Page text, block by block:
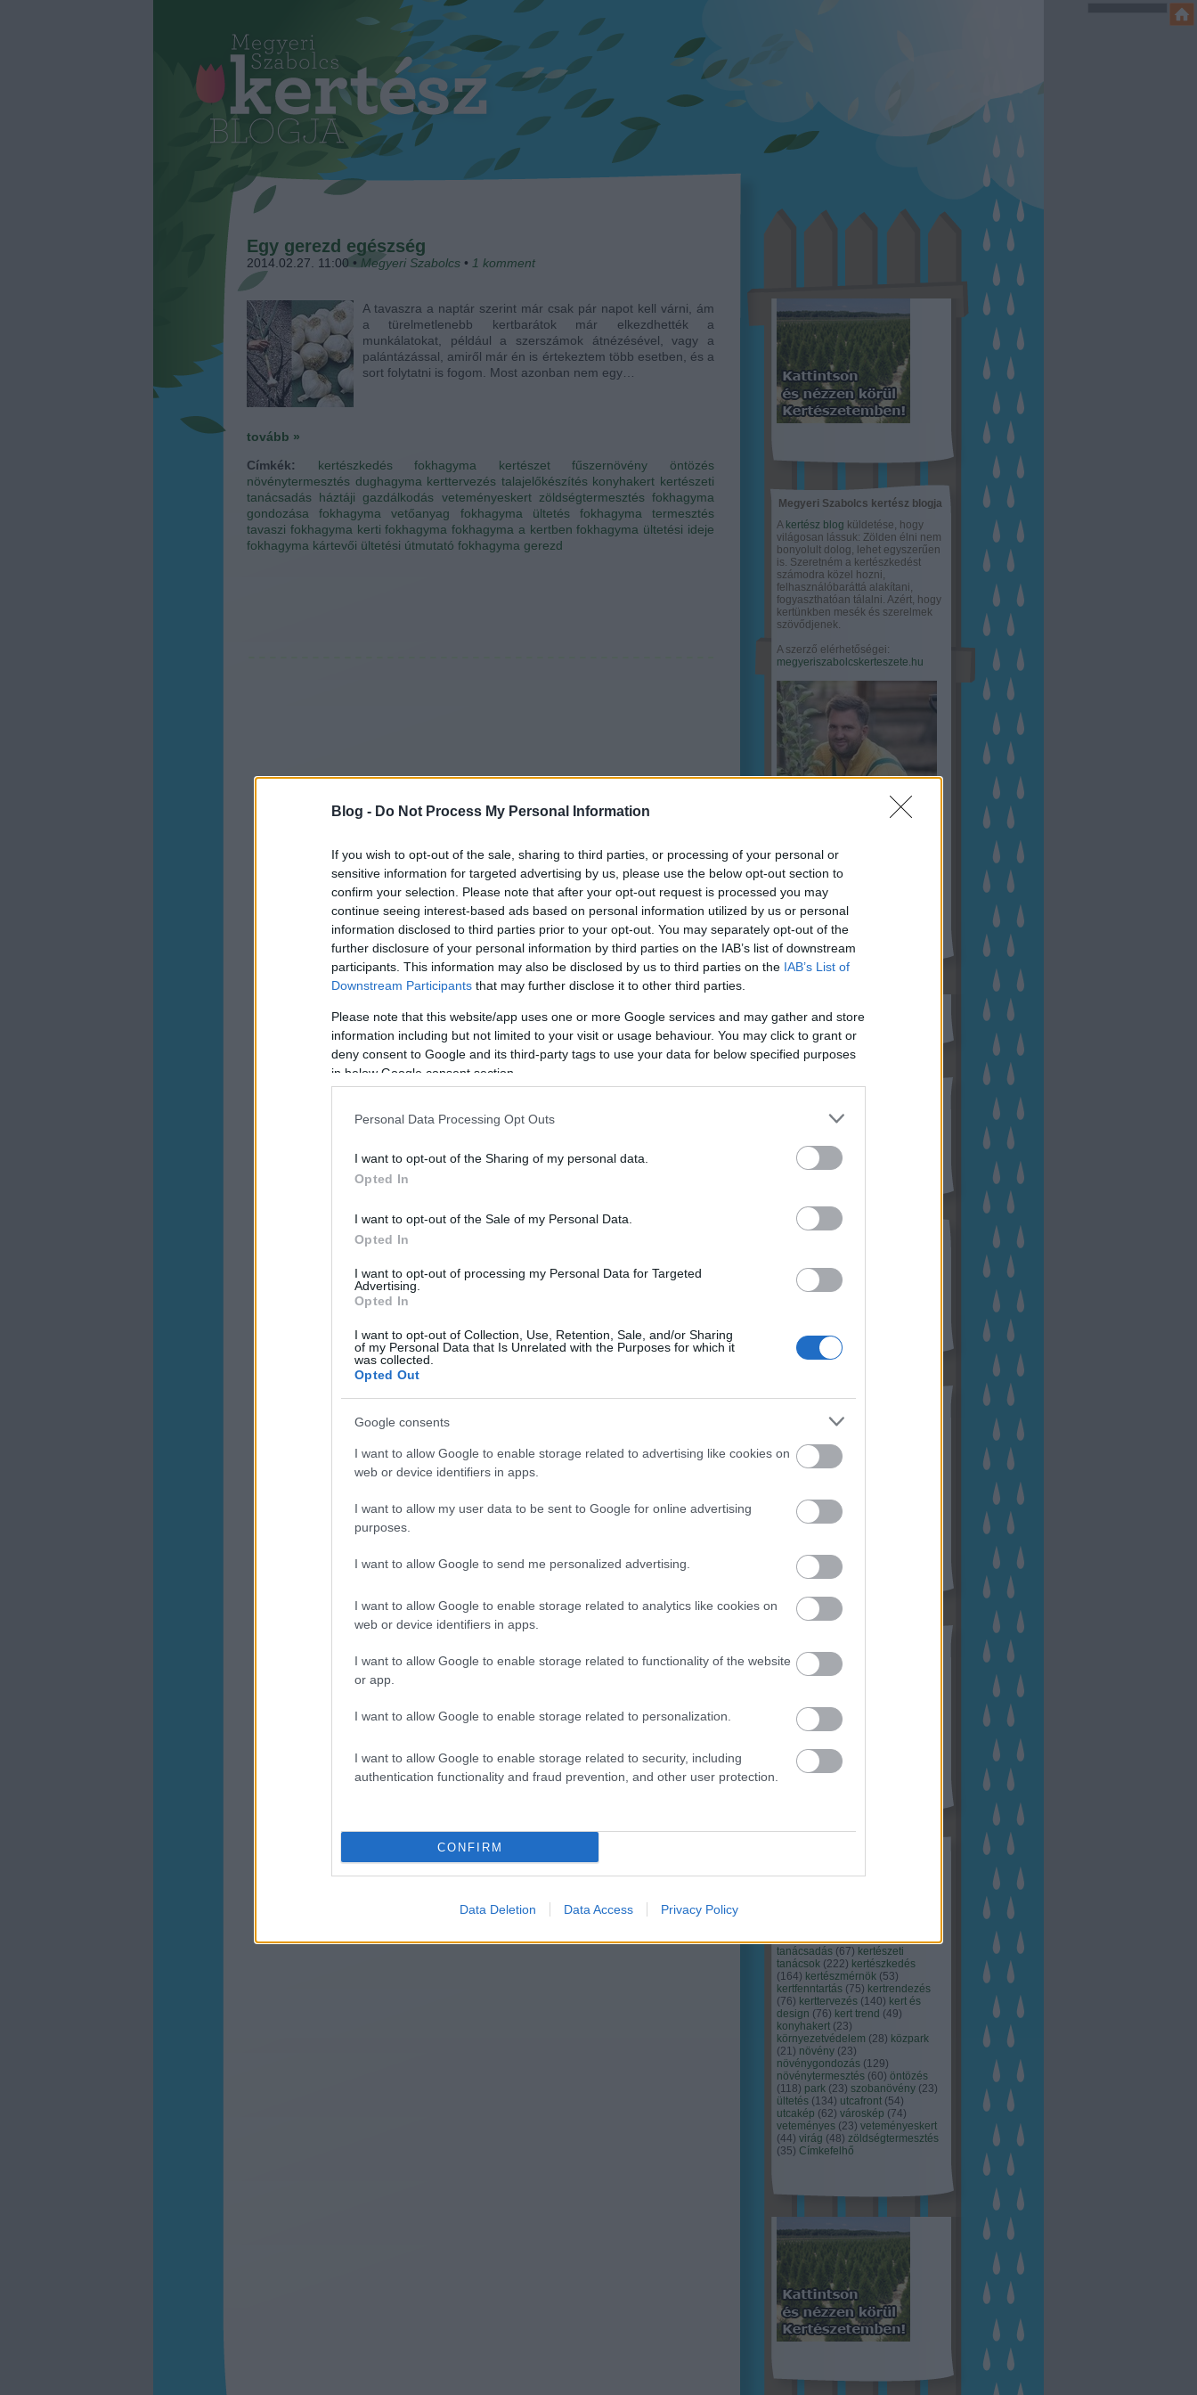
Blog - Do Not Process My Personal Information
If you wish to opt-out of the sale, sharing to third parties, or processing of your personal or
sensitive information for targeted advertising by us, please use the below opt-out section to
confirm your selection. Please note that after your opt-out request is processed you may
continue seeing interest-based ads based on personal information utilized by us or personal
information disclosed to third parties prior to your opt-out. You may separately opt-out of the
further disclosure of your personal information by third parties on the IAB’s list of downstream
participants. This information may also be disclosed by us to third parties on the IAB’s List of
Downstream Participants that may further disclose it to other third parties.
Please note that this website/app uses one or more Google services and may gather and store
information including but not limited to your visit or usage behaviour. You may click to grant or
deny consent to Google and its third-party tags to use your data for below specified purposes
in below Google consent section.
Personal Data Processing Opt Outs
I want to opt-out of the Sharing of my personal data.
Opted In
I want to opt-out of the Sale of my Personal Data.
Opted In
I want to opt-out of processing my Personal Data for Targeted
Advertising.
Opted In
I want to opt-out of Collection, Use, Retention, Sale, and/or Sharing
of my Personal Data that Is Unrelated with the Purposes for which it
was collected.
Opted Out
Google consents
I want to allow Google to enable storage related to advertising like cookies on
web or device identifiers in apps.
I want to allow my user data to be sent to Google for online advertising
purposes.
I want to allow Google to send me personalized advertising.
I want to allow Google to enable storage related to analytics like cookies on
web or device identifiers in apps.
I want to allow Google to enable storage related to functionality of the website
or app.
I want to allow Google to enable storage related to personalization.
I want to allow Google to enable storage related to security, including
authentication functionality and fraud prevention, and other user protection.
CONFIRM
Data Deletion Data Access Privacy Policy
Egy gerezd egészség
2014.02.27. 11:00 • Megyeri Szabolcs • 1 komment
A tavaszra a naptár szerint már csak pár napot kell várni, ám
a türelmetlenebb kertbarátok már elkezdhették a
munkálatokat, például a szerszámok átnézésével, vagy a
palántázással, amiről már én is értekeztem több esetben, és a
sort folytatni is fogom. Most azonban nem egy…
tovább »
Címkék: kertészkedés fokhagyma kertészet fűszernövény
öntözés
növénytermesztés dughagyma kerttervezés talajelőkészítés konyhakert kertészeti
tanácsadás
háztáji gazdálkodás veteményeskert zöldségtermesztés fokhagyma
gondozása
fokhagyma vetőanyag fokhagyma ültetés
fokhagyma termesztés
tavaszi fokhagyma kerti fokhagyma fokhagyma a kertben fokhagyma ültetési ideje
fokhagyma kártevői ültetési útmutató fokhagyma gerezd
Megyeri Szabolcs kertész blogja
A kertész blog küldetése, hogy
világosan lássuk: Zölden élni nem
bonyolult dolog, lehet egyszerűen
is. Szeretném a kertészkedést
számodra közel hozni,
felhasználóbaráttá alakítani,
fogyaszthatóan tálalni. Azért, hogy
kertünkben mesék és szerelmek
szövődjenek.
A szerző elérhetőségei:
megyeriszabolcskerteszete.hu
Kertészete
Hírlevél feliratkozás
Archívum
2022 november
2022 szeptember
2022 augusztus
2022 április (
2021 december
2021 október
Budapest (45) dísznövény
(126) kertészet (118) kertészeti
tanácsadás (67) kertészeti
tanácsok (222) kertészkedés
(164) kertészmérnök (53)
kertfenntartás (75) kertrendezés
(76) kerttervezés (140) kert és
design (76) kert trend (49)
konyhakert (23)
környezetvédelem (28) közpark
(21) növény (23)
növénygondozás (129)
növénytermesztés (60) öntözés
(118) park (23) szobanövény (23)
ültetés (134) utcafront (54)
utcakép (62) városkép (74)
veteményes (23) veteményeskert
(44) virág (48) zöldségtermesztés
(35) Címkefelhő